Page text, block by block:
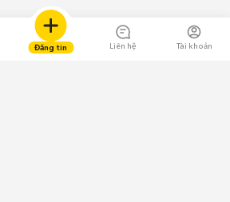
Đăng tin Liên hệ Tài khoản